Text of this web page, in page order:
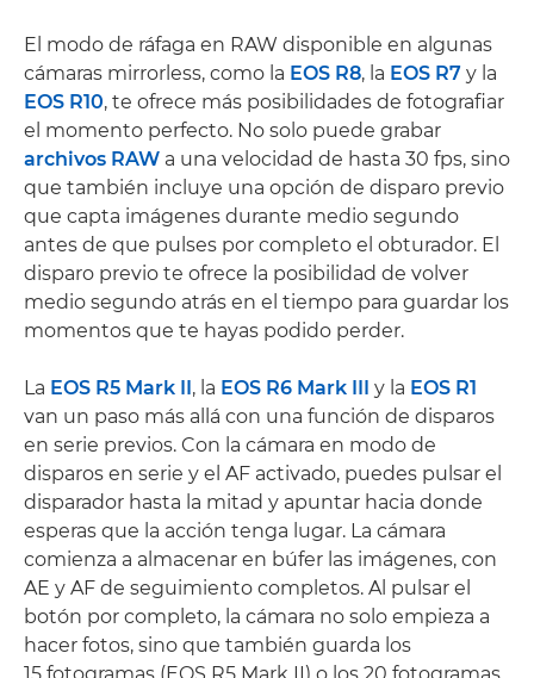
El modo de ráfaga en RAW disponible en algunas
cámaras mirrorless, como la EOS R8, la EOS R7 y la
EOS R10, te ofrece más posibilidades de fotografiar
el momento perfecto. No solo puede grabar
archivos RAW a una velocidad de hasta 30 fps, sino
que también incluye una opción de disparo previo
que capta imágenes durante medio segundo
antes de que pulses por completo el obturador. El
disparo previo te ofrece la posibilidad de volver
medio segundo atrás en el tiempo para guardar los
momentos que te hayas podido perder.
La EOS R5 Mark II, la EOS R6 Mark III y la EOS R1
van un paso más allá con una función de disparos
en serie previos. Con la cámara en modo de
disparos en serie y el AF activado, puedes pulsar el
disparador hasta la mitad y apuntar hacia donde
esperas que la acción tenga lugar. La cámara
comienza a almacenar en búfer las imágenes, con
AE y AF de seguimiento completos. Al pulsar el
botón por completo, la cámara no solo empieza a
hacer fotos, sino que también guarda los